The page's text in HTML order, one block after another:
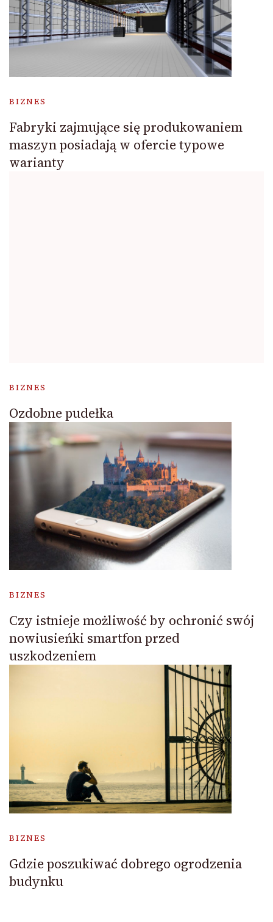
BIZNES
Fabryki zajmujące się produkowaniem
maszyn posiadają w ofercie typowe
warianty
BIZNES
Ozdobne pudełka
BIZNES
Czy istnieje możliwość by ochronić swój
nowiusieńki smartfon przed
uszkodzeniem
BIZNES
Gdzie poszukiwać dobrego ogrodzenia
budynku